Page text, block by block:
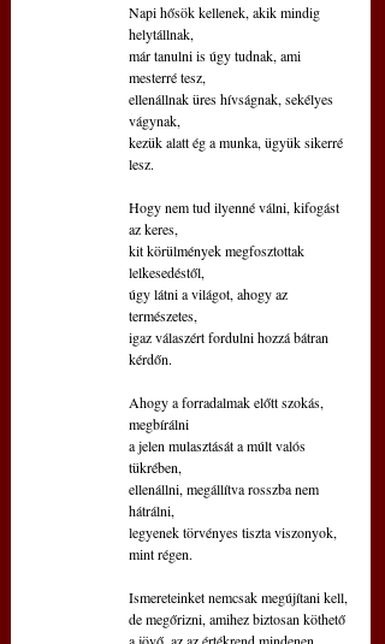
Napi hősök kellenek, akik mindig
helytállnak,
már tanulni is úgy tudnak, ami
mesterré tesz,
ellenállnak üres hívságnak, sekélyes
vágynak,
kezük alatt ég a munka, ügyük sikerré
lesz.
Hogy nem tud ilyenné válni, kifogást
az keres,
kit körülmények megfosztottak
lelkesedéstől,
úgy látni a világot, ahogy az
természetes,
igaz válaszért fordulni hozzá bátran
kérdőn.
Ahogy a forradalmak előtt szokás,
megbírálni
a jelen mulasztását a múlt valós
tükrében,
ellenállni, megállítva rosszba nem
hátrálni,
legyenek törvényes tiszta viszonyok,
mint régen.
Ismereteinket nemcsak megújítani kell,
de megőrizni, amihez biztosan köthető